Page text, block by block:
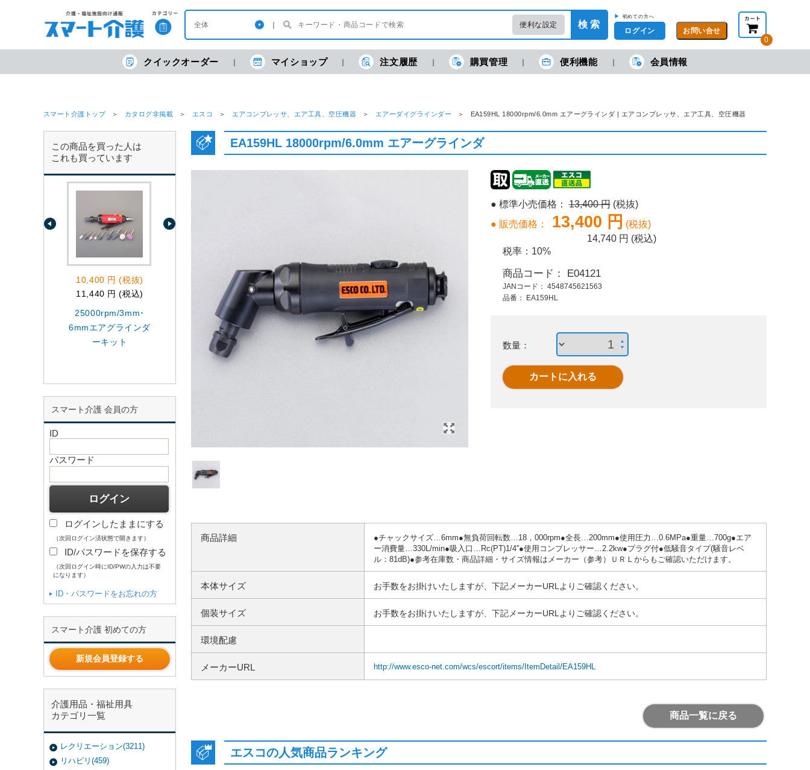
便利な設定 検 索
▶ 初めての方へ
ログイン
0
現在の金額合計： 円 (税抜) 円(税込)
クイックオーダー マイショップ 注文履歴 購買管理 便利機能 会員情報
スマート介護トップ カタログ非掲載 エスコ エアコンプレッサ、エア工具、空圧機器 エアーダイグラインダー EA159HL 18000rpm/6.0mm エアーグラインダ | エアコンプレッサ、エア工具、空圧機器
この商品を買った人は
これも買っています
10,400 円 (税抜)
11,440 円 (税込)
25000rpm/3mm･
6mmエアグラインダ
ーキット
8,150 円 (税抜)
8,965 円 (税込)
25000rpm/6.0mmエ
アーダイグラインダ
ー
11,800 円 (税抜)
12,980 円 (税込)
EA159HK
18000rpm/6.0mm エ
アーグラインダ
12,400 円 (税抜)
13,640 円 (税込)
10,100 円 (税抜)
11,110 円 (税込)
スマート介護 会員の方
ID
パスワード
ログインしたままにする
（次回ログイン済状態で開きます）
ID/パスワードを保存する
（次回ログイン時にID/PWの入力は不要
になります）
ID・パスワードをお忘れの方
スマート介護 初めての方
新規会員登録する
介護用品・福祉用具
カテゴリ一覧
レクリエーション(3211)
リハビリ(459)
EA159HL 18000rpm/6.0mm エアーグラインダ
● 標準小売価格：13,400 円 (税抜)
● 販売価格：
13,400 円 (税抜)
14,740 円 (税込)
税率： 10%
商品コード： E04121
JANコード： 4548745621563
品番：
EA159HL
数量：
商品詳細
●チャックサイズ…6mm●無負荷回転数…18，000rpm●全長…200mm●使用圧力…0.6MPa●重量…700g●エア
ー消費量…330L/min●吸入口…Rc(PT)1/4''●使用コンプレッサー…2.2kw●プラグ付●低騒音タイプ(騒音レベ
ル：81dB)●参考在庫数・商品詳細・サイズ情報はメーカー（参考）ＵＲＬからもご確認いただけます。
本体サイズ お手数をお掛けいたしますが、下記メーカーURLよりご確認ください。
個装サイズ お手数をお掛けいたしますが、下記メーカーURLよりご確認ください。
環境配慮
メーカーURL http://www.esco-net.com/wcs/escort/items/ItemDetail/EA159HL
商品一覧に戻る
エスコの人気商品ランキング